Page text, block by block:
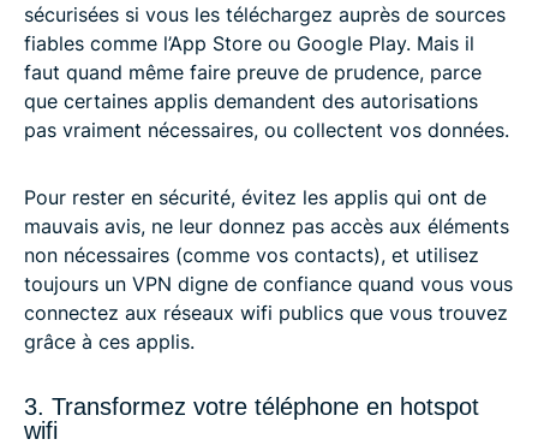
sécurisées si vous les téléchargez auprès de sources
fiables comme l’App Store ou Google Play. Mais il
faut quand même faire preuve de prudence, parce
que certaines applis demandent des autorisations
pas vraiment nécessaires, ou collectent vos données.
Pour rester en sécurité, évitez les applis qui ont de
mauvais avis, ne leur donnez pas accès aux éléments
non nécessaires (comme vos contacts), et utilisez
toujours un VPN digne de confiance quand vous vous
connectez aux réseaux wifi publics que vous trouvez
grâce à ces applis.
3. Transformez votre téléphone en hotspot
wifi